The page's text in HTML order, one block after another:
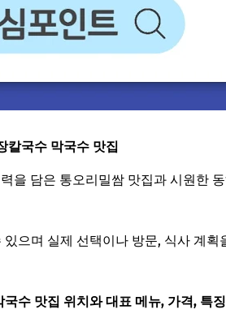
칼국수 막국수 맛집
을 담은 통오리밀쌈 맛집과 시원한
으며 실제 선택이나 방문, 식사 계획
수 맛집 위치와 대표 메뉴, 가격, 특